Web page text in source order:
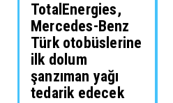
TotalEnergies,
Mercedes-Benz
Türk otobüslerine
ilk dolum
şanzıman yağı
tedarik edecek